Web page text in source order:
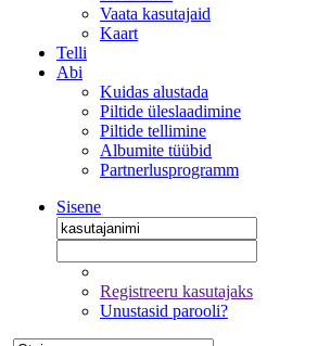
Vaata kasutajaid
Kaart
Telli
Abi
Kuidas alustada
Piltide üleslaadimine
Piltide tellimine
Albumite tüübid
Partnerlusprogramm
Sisene
Registreeru kasutajaks
Unustasid parooli?